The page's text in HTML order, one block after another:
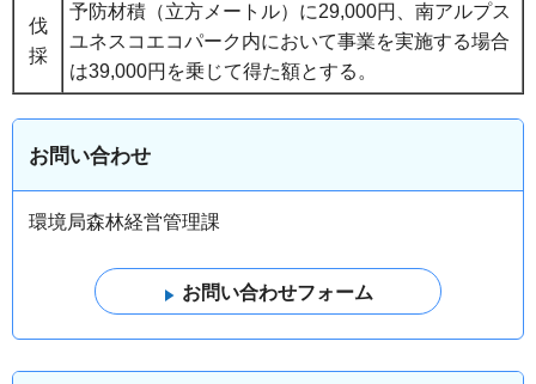
伐
採
予防材積（立方メートル）に29,000円、南アルプス
ユネスコエコパーク内において事業を実施する場合
は39,000円を乗じて得た額とする。
お問い合わせ
環境局森林経営管理課